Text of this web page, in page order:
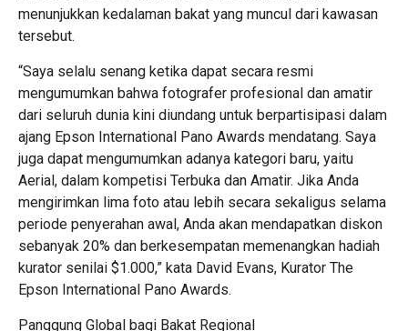
menunjukkan kedalaman bakat yang muncul dari kawasan
tersebut.
“Saya selalu senang ketika dapat secara resmi
mengumumkan bahwa fotografer profesional dan amatir
dari seluruh dunia kini diundang untuk berpartisipasi dalam
ajang Epson International Pano Awards mendatang. Saya
juga dapat mengumumkan adanya kategori baru, yaitu
Aerial, dalam kompetisi Terbuka dan Amatir. Jika Anda
mengirimkan lima foto atau lebih secara sekaligus selama
periode penyerahan awal, Anda akan mendapatkan diskon
sebanyak 20% dan berkesempatan memenangkan hadiah
kurator senilai $1.000,” kata David Evans, Kurator The
Epson International Pano Awards.
Panggung Global bagi Bakat Regional